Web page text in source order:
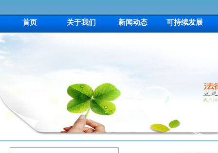
首页 关于我们 新闻动态 可持续发展